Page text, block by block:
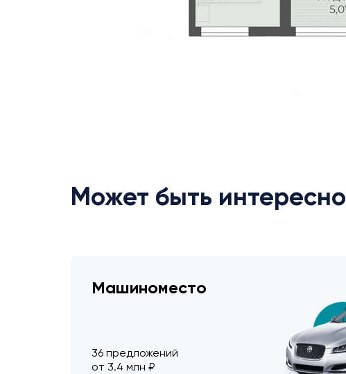
Может быть интересно
Машиноместо
36 предложений
от 3.4 млн ₽